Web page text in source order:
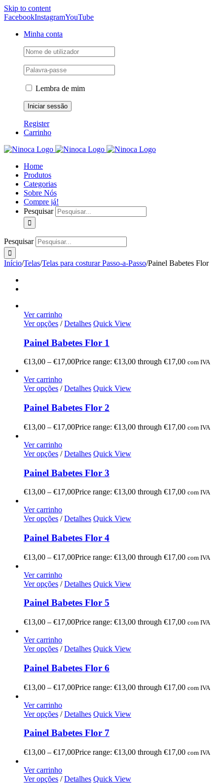
Skip to content
FacebookInstagramYouTube
Minha conta
Lembra de mim
Register
Carrinho
Home
Produtos
Categorias
Sobre Nós
Compre já!
Pesquisar
Pesquisar
Início/Telas/Telas para costurar Passo-a-Passo/Painel Babetes Flor
Ver carrinho
Ver opções / Detalhes Quick View
Painel Babetes Flor 1
€13,00 – €17,00Price range: €13,00 through €17,00 com IVA
Ver carrinho
Ver opções / Detalhes Quick View
Painel Babetes Flor 2
€13,00 – €17,00Price range: €13,00 through €17,00 com IVA
Ver carrinho
Ver opções / Detalhes Quick View
Painel Babetes Flor 3
€13,00 – €17,00Price range: €13,00 through €17,00 com IVA
Ver carrinho
Ver opções / Detalhes Quick View
Painel Babetes Flor 4
€13,00 – €17,00Price range: €13,00 through €17,00 com IVA
Ver carrinho
Ver opções / Detalhes Quick View
Painel Babetes Flor 5
€13,00 – €17,00Price range: €13,00 through €17,00 com IVA
Ver carrinho
Ver opções / Detalhes Quick View
Painel Babetes Flor 6
€13,00 – €17,00Price range: €13,00 through €17,00 com IVA
Ver carrinho
Ver opções / Detalhes Quick View
Painel Babetes Flor 7
€13,00 – €17,00Price range: €13,00 through €17,00 com IVA
Ver carrinho
Ver opções / Detalhes Quick View